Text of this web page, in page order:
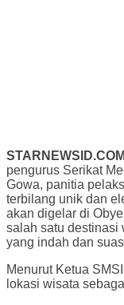
pengurus Serikat
Gowa, panitia
terbilang unik dan
akan digelar di
salah satu destinasi
yang indah dan
Menurut Ketua
lokasi wisata